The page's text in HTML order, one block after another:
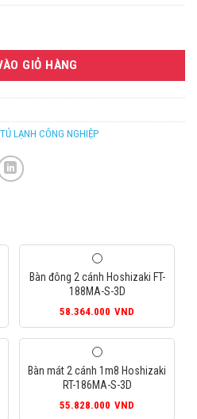
158MA-SG số lượng
GIỎ HÀNG
TỦ LẠNH CÔNG NGHIỆP
Bàn đông 2 cánh Hoshizaki FT-
188MA-S-3D
58.364.000 VND
Bàn mát 2 cánh 1m8 Hoshizaki
RT-186MA-S-3D
55.828.000 VND